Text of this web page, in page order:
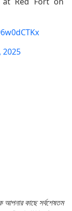
2025
আপনার কাছে সর্বশেষতম